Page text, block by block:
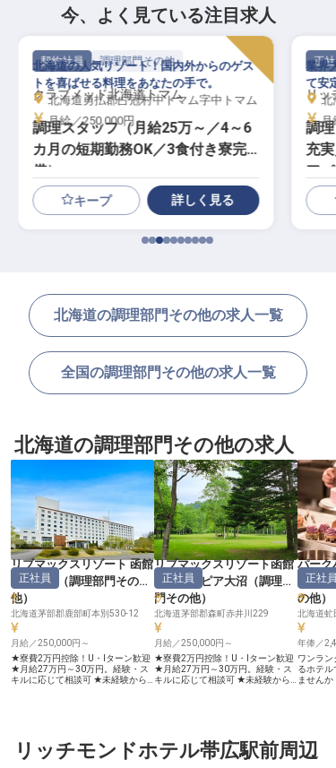
今、よく見ている注目求人
契約社員 調理部門その他
クラブメッド北海道トマム
調理スタッフ（月給25万～／4～6
カ月の短期勤務OK／3食付き寮完
備）
北海道の人気リゾート！国内外からのゲス
トを喜ばせる料理をあなたの手で。
北海道勇払郡占冠村中トマム字中トマム
月給／250,000円～
キープ 詳しく見る
正社
リッ
調
充
アパ
業界
て安
北
月
北海道の調理部門その他の求人一覧
全国の調理部門その他の求人一覧
北海道の調理部門その他の求人
リブマックスリゾート 函館
鹿部温泉
（調理部門その
他）
正社員
北海道茅部郡鹿部町本別530-12
月給／250,000円～
★寮費2万円控除！U・Iターン歓迎
★月給27万円～30万円。経験・ス
キルに応じて相談可 ★未経験から
かな自然に包まれた温泉地で、ホテ
ル内レストランの調理スタッフを募
リブマックスリゾート函館
グリーンピア大沼 （調理部
門その他）
正社員
北海道茅部郡森町赤井川229
月給／250,000円～
★寮費2万円控除！U・Iターン歓迎
★月給27万円～30万円。経験・ス
キルに応じて相談可 ★未経験から
隣接する広大な敷地に建つリゾート
ホテルで、館内レストランの調理ス
パーク
の他）
正社員
年俸／
ワンラン
るホテル
ません
しの手間
場を往復
リッチモンドホテル帯広駅前周辺